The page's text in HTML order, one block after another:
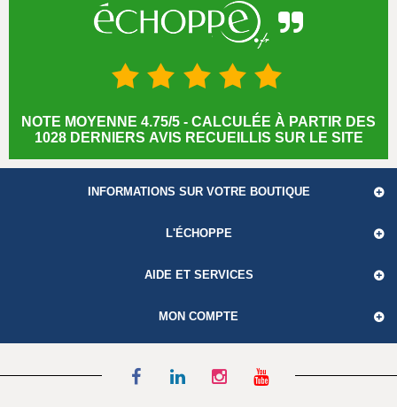
NOTE MOYENNE 4.75/5 - CALCULÉE À PARTIR DES
1028 DERNIERS AVIS RECUEILLIS SUR LE SITE
INFORMATIONS SUR VOTRE BOUTIQUE
L'ÉCHOPPE
AIDE ET SERVICES
MON COMPTE